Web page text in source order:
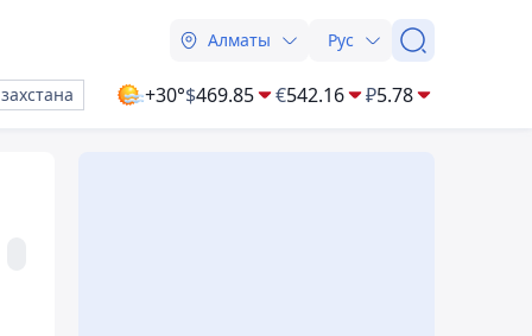
Алматы Рус
+30°$469.85 €542.16 ₽5.78